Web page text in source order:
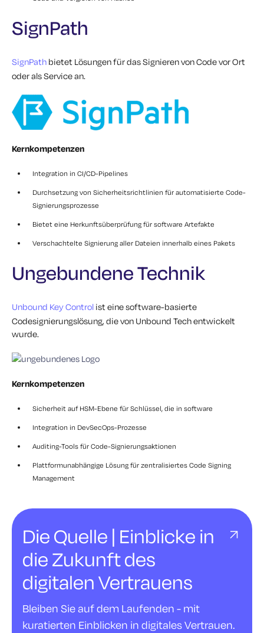
SignPath
SignPath bietet Lösungen für das Signieren von Code vor Ort
oder als Service an.
Kernkompetenzen
Integration in CI/CD-Pipelines
Durchsetzung von Sicherheitsrichtlinien für automatisierte Code-
Signierungsprozesse
Bietet eine Herkunftsüberprüfung für software Artefakte
Verschachtelte Signierung aller Dateien innerhalb eines Pakets
Ungebundene Technik
Unbound Key Control ist eine software-basierte
Codesignierungslösung, die von Unbound Tech entwickelt
wurde.
Kernkompetenzen
Sicherheit auf HSM-Ebene für Schlüssel, die in software
Integration in DevSecOps-Prozesse
Auditing-Tools für Code-Signierungsaktionen
Plattformunabhängige Lösung für zentralisiertes Code Signing
Management
Die Quelle | Einblicke in
die Zukunft des
digitalen Vertrauens
Bleiben Sie auf dem Laufenden - mit
kuratierten Einblicken in digitales Vertrauen.